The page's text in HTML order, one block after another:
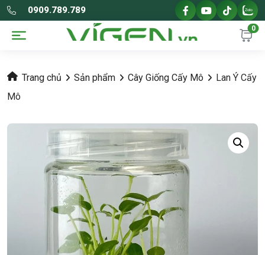
0909.789.789
0
Trang chủ Sản phẩm Cây Giống Cấy Mô
Lan Ý Cấy
Mô